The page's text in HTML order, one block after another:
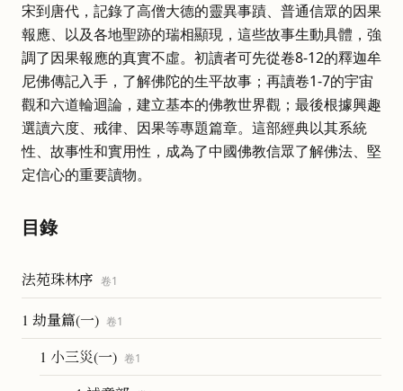
宋到唐代，記錄了高僧大德的靈異事蹟、普通信眾的因果
報應、以及各地聖跡的瑞相顯現，這些故事生動具體，強
調了因果報應的真實不虛。初讀者可先從卷8-12的釋迦牟
尼佛傳記入手，了解佛陀的生平故事；再讀卷1-7的宇宙
觀和六道輪迴論，建立基本的佛教世界觀；最後根據興趣
選讀六度、戒律、因果等專題篇章。這部經典以其系統
性、故事性和實用性，成為了中國佛教信眾了解佛法、堅
定信心的重要讀物。
目錄
法苑珠林序 卷1
1 劫量篇(一) 卷1
1 小三災(一) 卷1